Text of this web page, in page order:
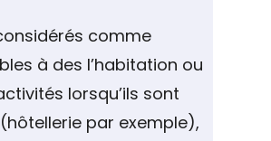
comme
à des l’habitation ou
lorsqu’ils sont
par exemple),